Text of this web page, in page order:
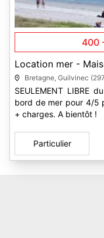
400
Location mer -
Bretagne, Guilvinec
SEULEMENT LIBRE du 4
bord de mer pour 4/5 personnes. Prix de la semaine : 800€
+ charges. A bientôt !
Particulier